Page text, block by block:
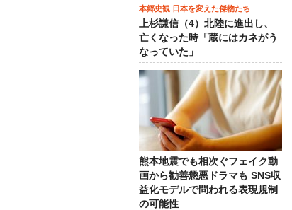
本郷史観 日本を変えた傑物たち
上杉謙信（4）北陸に進出し、
亡くなった時「蔵にはカネがう
なっていた」
熊本地震でも相次ぐフェイク動
画から勧善懲悪ドラマも SNS収
益化モデルで問われる表現規制
の可能性